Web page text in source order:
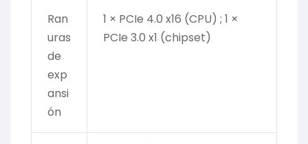
Ran
uras
de
exp
ansi
ón
1 × PCIe 4.0 x16 (CPU) ; 1 ×
PCIe 3.0 x1 (chipset)